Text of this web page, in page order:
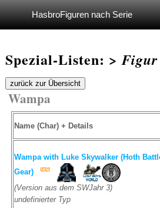
HasbroFiguren nach Serie
Spezial-Listen: >
zurück zur Übersicht
Wampa
Name (Char) + Details
Wampa with Luke Skywalker (Hoth
Gear)
(Version aus dem SWJahr 3)
undefinierter Typ